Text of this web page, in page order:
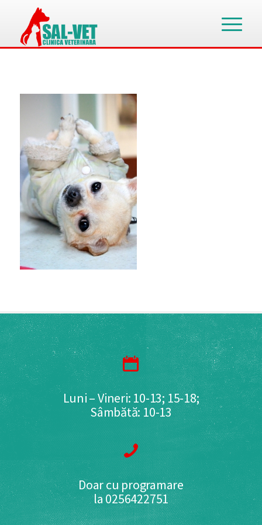
Luni – Vineri: 10-13; 15-18;
Sâmbătă: 10-13
Doar cu programare
la 0256422751